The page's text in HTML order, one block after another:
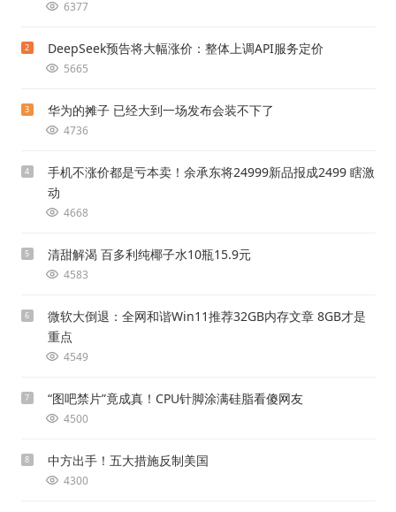
6377
2 DeepSeek预告将大幅涨价：整体上调API服务定价
5665
3 华为的摊子 已经大到一场发布会装不下了
4736
4
手机不涨价都是亏本卖！余承东将24999新品报成2499 瞎激
动
4668
5 清甜解渴 百多利纯椰子水10瓶15.9元
4583
6
微软大倒退：全网和谐Win11推荐32GB内存文章 8GB才是
重点
4549
7 “图吧禁片”竟成真！CPU针脚涂满硅脂看傻网友
4500
8 中方出手！五大措施反制美国
4300